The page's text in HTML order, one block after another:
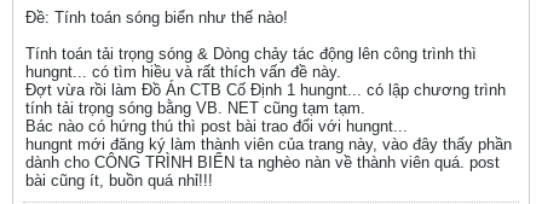
Ðề: Tính toán sóng biển như thế nào!
Tính toán tải trọng sóng & Dòng chảy tác động lên công trình thì
hungnt... có tìm hiều và rất thích vấn đề này.
Đợt vừa rồi làm Đồ Án CTB Cố Định 1 hungnt... có lập chương trình
tính tải trọng sóng bằng VB. NET cũng tạm tạm.
Bác nào có hứng thú thì post bài trao đổi với hungnt...
hungnt mới đăng ký làm thành viên của trang này, vào đây thấy phần
dành cho CÔNG TRÌNH BIỂN ta nghèo nàn về thành viên quá. post
bài cũng ít, buồn quá nhỉ!!!